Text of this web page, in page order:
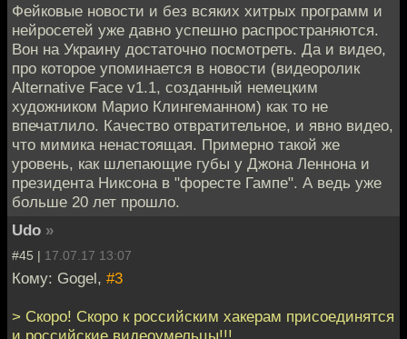
Фейковые новости и без всяких хитрых программ и
нейросетей уже давно успешно распространяются.
Вон на Украину достаточно посмотреть. Да и видео,
про которое упоминается в новости (видеоролик
Alternative Face v1.1, созданный немецким
художником Марио Клингеманном) как то не
впечатлило. Качество отвратительное, и явно видео,
что мимика ненастоящая. Примерно такой же
уровень, как шлепающие губы у Джона Леннона и
президента Никсона в "форесте Гампе". А ведь уже
больше 20 лет прошло.
Udo »
#45 | 17.07.17 13:07
Кому: Gogel, #3
> Скоро! Скоро к российским хакерам присоединятся
и российские видеоумельцы!!!